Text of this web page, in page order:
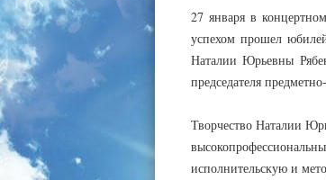
27 января в
успехом прошел
Наталии Юрьевны
председателя
Творчество Наталии
исполнительскую и